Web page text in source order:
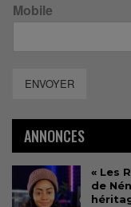
Mobile
ENVOYER
ANNONCES
« Les
de